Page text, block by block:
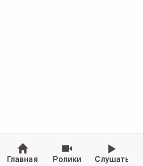
Главная Ролики Слушать